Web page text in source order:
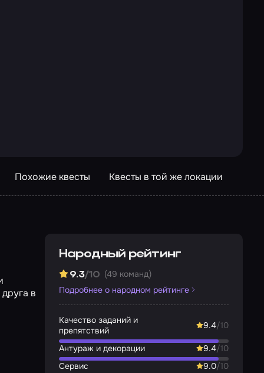
Похожие квесты Квесты в той же локации
в
Народный рейтинг
9.3/10 (49 команд)
Подробнее о народном рейтинге
Качество заданий и
препятствий
9.4/10
Антураж и декорации 9.4/10
Сервис
9.0/10